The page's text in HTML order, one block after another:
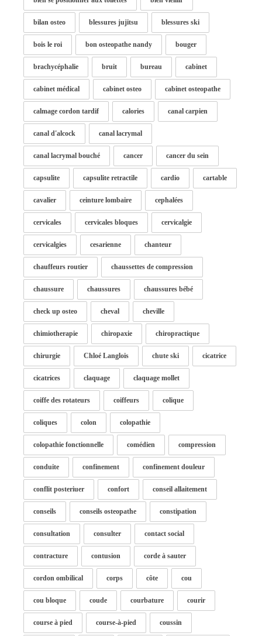
bilan osteo blessures jujitsu blessures ski
bois le roi bon osteopathe nandy bouger
brachycéphalie bruit bureau cabinet
cabinet médical cabinet osteo cabinet osteopathe
calmage cordon tardif calories canal carpien
canal d'alcock canal lacrymal
canal lacrymal bouché cancer cancer du sein
capsulite capsulite retractile cardio cartable
cavalier ceinture lombaire cephalées
cervicales cervicales bloques cervicalgie
cervicalgies cesarienne chanteur
chauffeurs routier chaussettes de compression
chaussure chaussures chaussures bébé
check up osteo cheval cheville
chimiotherapie chiropaxie chiropractique
chirurgie Chloé Langlois chute ski cicatrice
cicatrices claquage claquage mollet
coiffe des rotateurs coiffeurs colique
coliques colon colopathie
colopathie fonctionnelle comédien compression
conduite confinement confinement douleur
conflit posteriuer confort conseil allaitement
conseils conseils osteopathe constipation
consultation consulter contact social
contracture contusion corde à sauter
cordon ombilical corps côte cou
cou bloque coude courbature courir
course à pied course-à-pied coussin